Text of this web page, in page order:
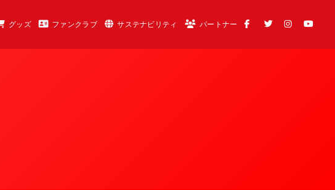
グッズ ファンクラブ サステナビリティ パートナー